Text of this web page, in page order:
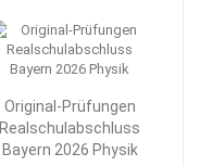
Original-Prüfungen
Realschulabschluss
Bayern 2026 Physik